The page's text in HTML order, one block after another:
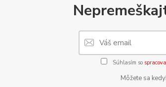
Súhlasím so
Môžete sa